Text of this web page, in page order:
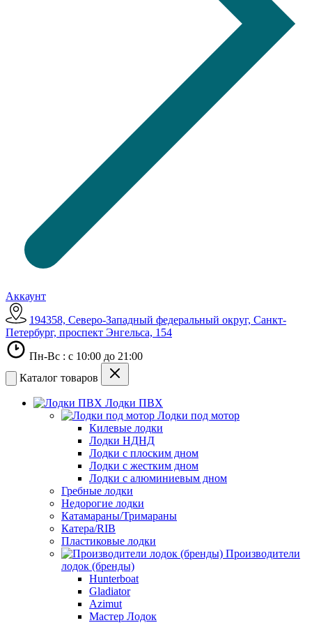
Аккаунт
194358, Северо-Западный федеральный округ, Санкт-
Петербург, проспект Энгельса, 154
Пн-Вс : с 10:00 до 21:00
Каталог товаров
Лодки ПВХ
Лодки под мотор
Килевые лодки
Лодки НДНД
Лодки с плоским дном
Лодки с жестким дном
Лодки с алюминиевым дном
Гребные лодки
Недорогие лодки
Катамараны/Тримараны
Катера/RIB
Пластиковые лодки
Производители
лодок (бренды)
Hunterboat
Gladiator
Azimut
Мастер Лодок